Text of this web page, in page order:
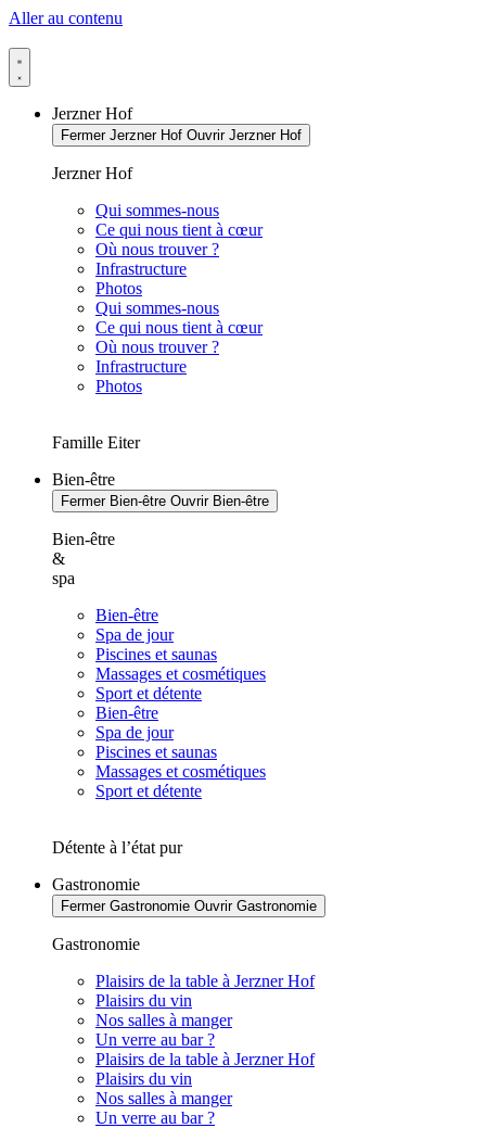
Aller au contenu
Jerzner Hof
Fermer Jerzner Hof Ouvrir Jerzner Hof
Jerzner Hof
Qui sommes-nous
Ce qui nous tient à cœur
Où nous trouver ?
Infrastructure
Photos
Qui sommes-nous
Ce qui nous tient à cœur
Où nous trouver ?
Infrastructure
Photos
Famille Eiter
Bien-être
Fermer Bien-être Ouvrir Bien-être
Bien-être
&
spa
Bien-être
Spa de jour
Piscines et saunas
Massages et cosmétiques
Sport et détente
Bien-être
Spa de jour
Piscines et saunas
Massages et cosmétiques
Sport et détente
Détente à l’état pur
Gastronomie
Fermer Gastronomie Ouvrir Gastronomie
Gastronomie
Plaisirs de la table à Jerzner Hof
Plaisirs du vin
Nos salles à manger
Un verre au bar ?
Plaisirs de la table à Jerzner Hof
Plaisirs du vin
Nos salles à manger
Un verre au bar ?